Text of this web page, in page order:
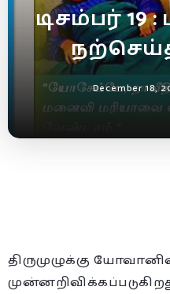
டிசம்பர் 19
December 18,
திருமுழுக்கு